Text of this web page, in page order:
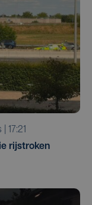
17:21
rijstroken